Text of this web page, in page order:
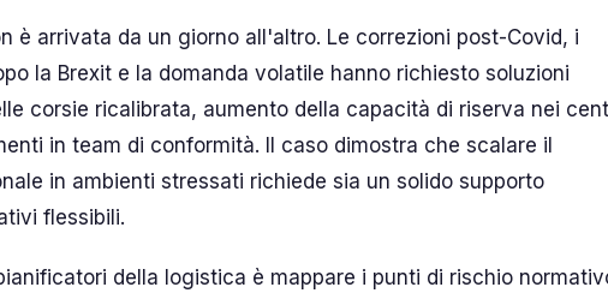
è arrivata da un giorno all'altro. Le correzioni post-Covid, i
la Brexit e la domanda volatile hanno richiesto soluzioni
corsie ricalibrata, aumento della capacità di riserva nei
in team di conformità. Il caso dimostra che scalare il
in ambienti stressati richiede sia un solido supporto
flessibili.
della logistica è mappare i punti di rischio